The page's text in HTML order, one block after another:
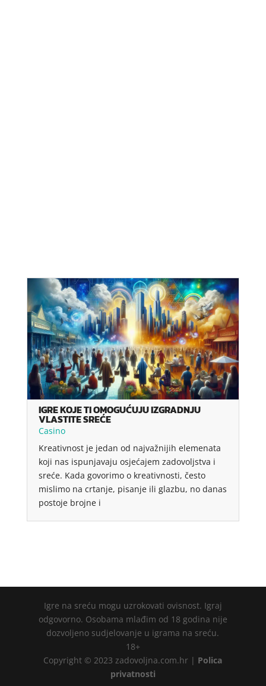
IGRE KOJE TI OMOGUĆUJU IZGRADNJU
VLASTITE SREĆE
Casino
Kreativnost je jedan od najvažnijih elemenata
koji nas ispunjavaju osjećajem zadovoljstva i
sreće. Kada govorimo o kreativnosti, često
mislimo na crtanje, pisanje ili glazbu, no danas
postoje brojne i
Igre na sreću mogu uzrokovati ovisnost. Igraj
odgovorno. Osobama mlađim od 18 godina nije
dozvoljeno sudjelovanje u igrama na sreću.
18+
Copyright © 2023 zadovoljna.com.hr | Polica
privatnosti